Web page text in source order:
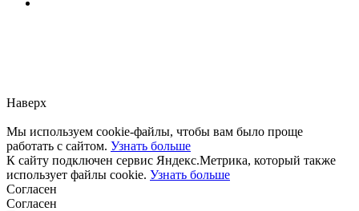
Наверх
Мы используем cookie-файлы, чтобы вам было проще
работать с сайтом. Узнать больше
К сайту подключен сервис Яндекс.Метрика, который также
использует файлы cookie. Узнать больше
Согласен
Согласен